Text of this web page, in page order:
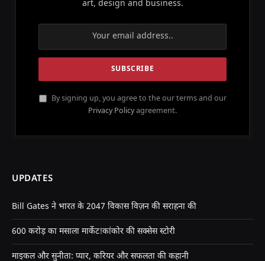
art, design and business.
By signing up, you agree to the our terms and our
Privacy Policyagreement.
UPDATES
Bill Gates ने भारत के 2047 विकास विज़न की सराहना की
600 करोड़ का मसाला मार्केट!कांकोर की सक्सेस स्टोरी
माइकल और सुनीता: प्यार, करियर और सफलता की कहानी